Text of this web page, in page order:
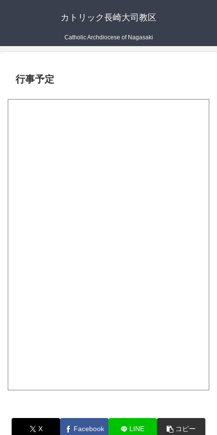
カトリック長崎大司教区
Catholic Archdiocese of Nagasaki
行事予定
X Facebook LINE コピー